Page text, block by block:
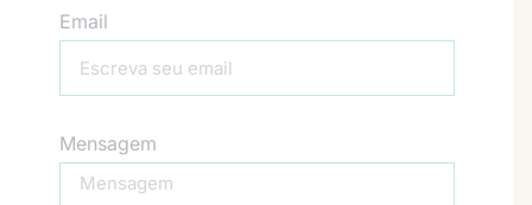
Email
Mensagem